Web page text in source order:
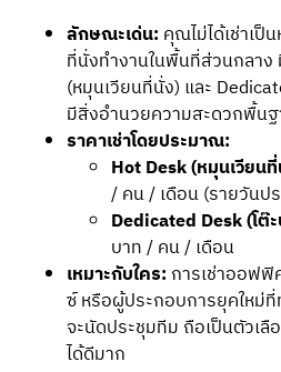
ลักษณะเด่น: คุณไม่ได้เช่าเป็
ที่นั่งทำงานในพื้นที่ส่วนกลา
(หมุนเวียนที่นั่ง) และ
มีสิ่งอำนวยความสะดวกพื้น
ราคาเช่าโดยประมาณ:
Hot Desk (หมุนเวียน
/ คน / เดือน (รายวัน
Dedicated Desk (โต๊
บาท / คน / เดือน
เหมาะกับใคร: การเช่าออฟ
ซ์ หรือผู้ประกอบการยุคใหม่
จะนัดประชุมทีม ถือเป็นตัวเลื
ได้ดีมาก